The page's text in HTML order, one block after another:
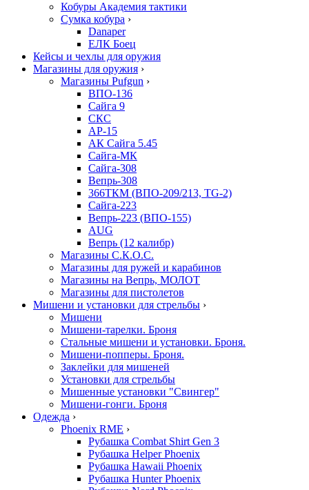
Кобуры Академия тактики
Сумка кобура ›
Danaper
ЕЛК Боец
Кейсы и чехлы для оружия
Магазины для оружия ›
Магазины Pufgun ›
ВПО-136
Сайга 9
СКС
АР-15
АК Сайга 5.45
Сайга-МК
Сайга-308
Вепрь-308
366ТКМ (ВПО-209/213, TG-2)
Сайга-223
Вепрь-223 (ВПО-155)
AUG
Вепрь (12 калибр)
Магазины С.К.О.С.
Магазины для ружей и карабинов
Магазины на Вепрь, МОЛОТ
Магазины для пистолетов
Мишени и установки для стрельбы ›
Мишени
Мишени-тарелки. Броня
Стальные мишени и установки. Броня.
Мишени-попперы. Броня.
Заклейки для мишеней
Установки для стрельбы
Мишенные установки "Свингер"
Мишени-гонги. Броня
Одежда ›
Phoenix RME ›
Рубашка Combat Shirt Gen 3
Рубашка Helper Phoenix
Рубашка Hawaii Phoenix
Рубашка Hunter Phoenix